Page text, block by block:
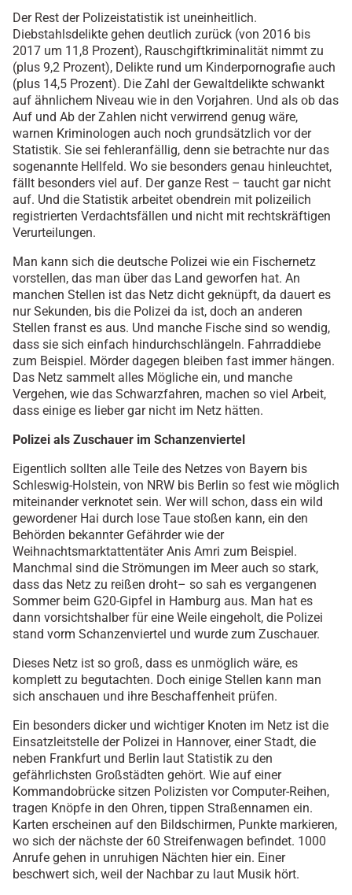
Der Rest der Polizeistatistik ist uneinheitlich.
Diebstahlsdelikte gehen deutlich zurück (von 2016 bis
2017 um 11,8 Prozent), Rauschgiftkriminalität nimmt zu
(plus 9,2 Prozent), Delikte rund um Kinderpornografie auch
(plus 14,5 Prozent). Die Zahl der Gewaltdelikte schwankt
auf ähnlichem Niveau wie in den Vorjahren. Und als ob das
Auf und Ab der Zahlen nicht verwirrend genug wäre,
warnen Kriminologen auch noch grundsätzlich vor der
Statistik. Sie sei fehleranfällig, denn sie betrachte nur das
sogenannte Hellfeld. Wo sie besonders genau hinleuchtet,
fällt besonders viel auf. Der ganze Rest – taucht gar nicht
auf. Und die Statistik arbeitet obendrein mit polizeilich
registrierten Verdachtsfällen und nicht mit rechtskräftigen
Verurteilungen.
Man kann sich die deutsche Polizei wie ein Fischernetz
vorstellen, das man über das Land geworfen hat. An
manchen Stellen ist das Netz dicht geknüpft, da dauert es
nur Sekunden, bis die Polizei da ist, doch an anderen
Stellen franst es aus. Und manche Fische sind so wendig,
dass sie sich einfach hindurchschlängeln. Fahrraddiebe
zum Beispiel. Mörder dagegen bleiben fast immer hängen.
Das Netz sammelt alles Mögliche ein, und manche
Vergehen, wie das Schwarzfahren, machen so viel Arbeit,
dass einige es lieber gar nicht im Netz hätten.
Polizei als Zuschauer im Schanzenviertel
Eigentlich sollten alle Teile des Netzes von Bayern bis
Schleswig-Holstein, von NRW bis Berlin so fest wie möglich
miteinander verknotet sein. Wer will schon, dass ein wild
gewordener Hai durch lose Taue stoßen kann, ein den
Behörden bekannter Gefährder wie der
Weihnachtsmarktattentäter Anis Amri zum Beispiel.
Manchmal sind die Strömungen im Meer auch so stark,
dass das Netz zu reißen droht– so sah es vergangenen
Sommer beim G20-Gipfel in Hamburg aus. Man hat es
dann vorsichtshalber für eine Weile eingeholt, die Polizei
stand vorm Schanzenviertel und wurde zum Zuschauer.
Dieses Netz ist so groß, dass es unmöglich wäre, es
komplett zu begutachten. Doch einige Stellen kann man
sich anschauen und ihre Beschaffenheit prüfen.
Ein besonders dicker und wichtiger Knoten im Netz ist die
Einsatzleitstelle der Polizei in Hannover, einer Stadt, die
neben Frankfurt und Berlin laut Statistik zu den
gefährlichsten Großstädten gehört. Wie auf einer
Kommandobrücke sitzen Polizisten vor Computer-Reihen,
tragen Knöpfe in den Ohren, tippen Straßennamen ein.
Karten erscheinen auf den Bildschirmen, Punkte markieren,
wo sich der nächste der 60 Streifenwagen befindet. 1000
Anrufe gehen in unruhigen Nächten hier ein. Einer
beschwert sich, weil der Nachbar zu laut Musik hört.